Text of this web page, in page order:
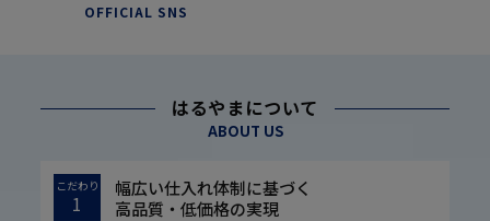
OFFICIAL SNS
はるやまについて
ABOUT US
こだわり
1
幅広い仕入れ体制に基づく
高品質・低価格の実現